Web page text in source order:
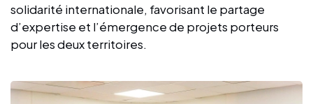
solidarité internationale, favorisant le partage
d’expertise et l’émergence de projets porteurs
pour les deux territoires.